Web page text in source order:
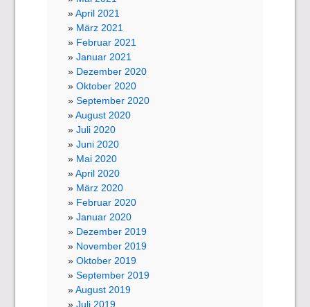
April 2021
März 2021
Februar 2021
Januar 2021
Dezember 2020
Oktober 2020
September 2020
August 2020
Juli 2020
Juni 2020
Mai 2020
April 2020
März 2020
Februar 2020
Januar 2020
Dezember 2019
November 2019
Oktober 2019
September 2019
August 2019
Juli 2019